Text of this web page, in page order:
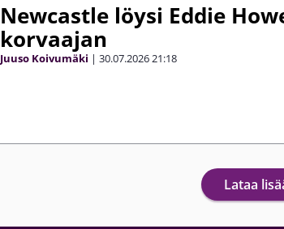
Newcastle löysi Eddie
korvaajan
Juuso Koivumäki | 30.07.202621:18
Lataa